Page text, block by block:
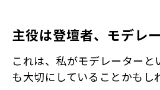
主役は登壇者、モデレ
これは、私がモデレーターと
も大切にしていることかもし